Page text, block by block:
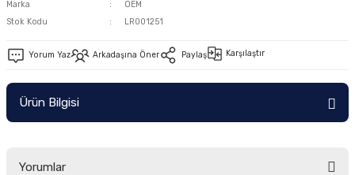
Marka
OEM
Stok Kodu
LR001251
Yorum Yaz Arkadaşına Öner Paylaş Karşılaştır
Ürün Bilgisi
Yorumlar